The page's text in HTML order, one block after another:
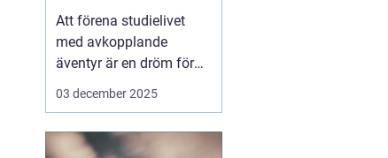
Att förena studielivet
med avkopplande
äventyr är en dröm för
många studenter. Att ta
surf, sol och nya möten
03 december 2025